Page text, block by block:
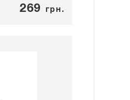
269 грн.